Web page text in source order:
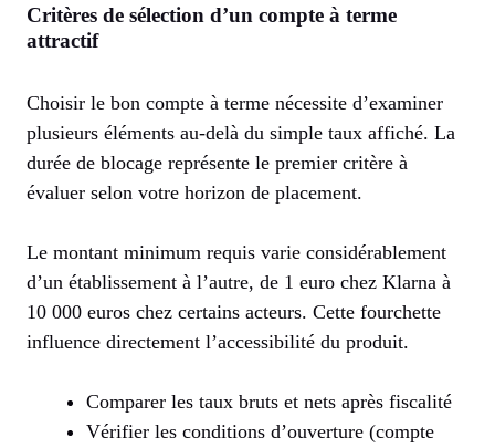
Critères de sélection d’un compte à terme
attractif
Choisir le bon compte à terme nécessite d’examiner
plusieurs éléments au-delà du simple taux affiché. La
durée de blocage représente le premier critère à
évaluer selon votre horizon de placement.
Le montant minimum requis varie considérablement
d’un établissement à l’autre, de 1 euro chez Klarna à
10 000 euros chez certains acteurs. Cette fourchette
influence directement l’accessibilité du produit.
Comparer les taux bruts et nets après fiscalité
Vérifier les conditions d’ouverture (compte